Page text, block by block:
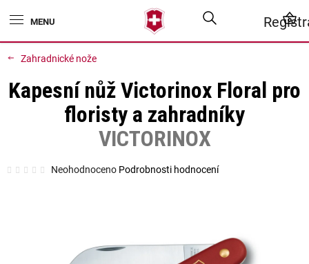
na
Zahradnické nože
Kapesní nůž Victorinox Floral pro
floristy a zahradníky
VICTORINOX
Průměrné
hodnocení
Neohodnoceno Podrobnosti hodnocení